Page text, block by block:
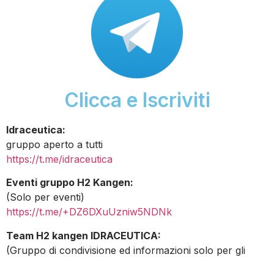
Clicca e Iscriviti
Idraceutica:
gruppo aperto a tutti
https://t.me/idraceutica
Eventi gruppo H2 Kangen:
(Solo per eventi)
https://t.me/+DZ6DXuUzniw5NDNk
Team H2 kangen IDRACEUTICA:
(Gruppo di condivisione ed informazioni solo per gli